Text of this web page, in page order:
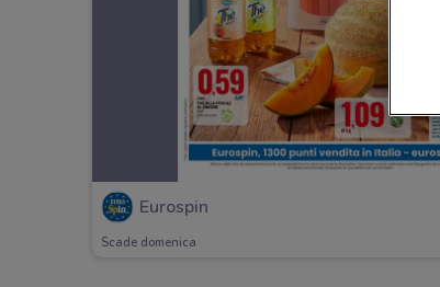
Eurospin
Scade domenica